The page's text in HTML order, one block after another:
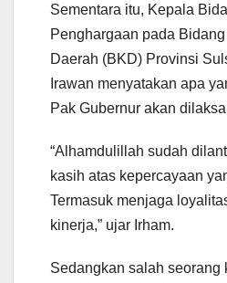
Sementara itu, Kepala
Penghargaan pada
Daerah (BKD) Provinsi
Irawan menyatakan apa
Pak Gubernur akan
“Alhamdulillah sudah
kasih atas kepercayaan
Termasuk menjaga
kinerja,” ujar Irham.
Sedangkan salah seorang